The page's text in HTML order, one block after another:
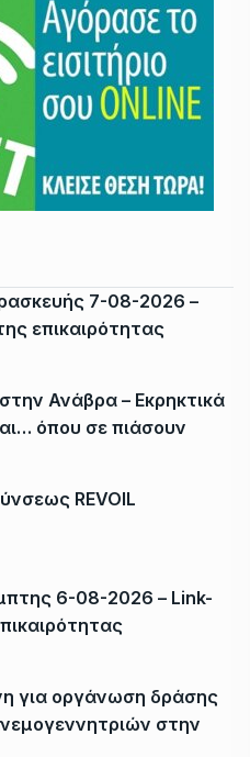
7-08-2026 –
επικαιρότητας
Ανάβρα – Εκρηκτικά
όπου σε πιάσουν
REVOIL
6-08-2026 – Link-
για οργάνωση δράσης
στην